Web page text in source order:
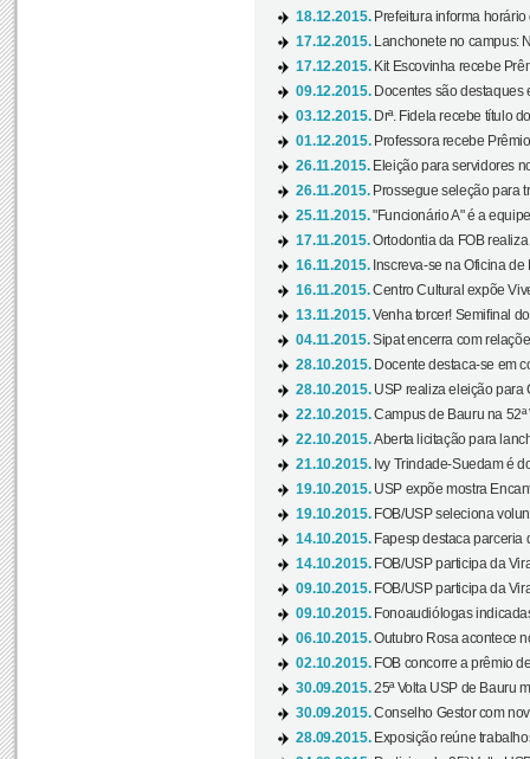
18.12.2015. Prefeitura informa
17.12.2015.
Lanchonete no campus:
17.12.2015. Kit Escovinha recebe
09.12.2015. Docentes são destaques
03.12.2015. Drª. Fidela recebe título
01.12.2015. Professora recebe
26.11.2015. Eleição para servidores
26.11.2015. Prossegue seleção para
25.11.2015."Funcionário A" é a
17.11.2015.Ortodontia da FOB
16.11.2015. Inscreva-se na Oficina
16.11.2015.Centro Cultural expõe
13.11.2015.Venha torcer! Semifinal
04.11.2015.Sipat encerra com
28.10.2015. Docente destaca-se em
28.10.2015. USP realiza eleição para
22.10.2015.Campus de Bauru na
22.10.2015.Aberta licitação para
21.10.2015. Ivy Trindade-Suedam é
19.10.2015. USP expõe mostra
19.10.2015. FOB/USP seleciona
14.10.2015. Fapesp destaca parceria
14.10.2015. FOB/USP participa da
09.10.2015. FOB/USP participa da
09.10.2015. Fonoaudiólogas
06.10.2015.Outubro Rosa acontece
02.10.2015. FOB concorre a prêmio
30.09.2015.25ª Volta USP de Bauru
30.09.2015.Conselho Gestor com
28.09.2015. Exposição reúne